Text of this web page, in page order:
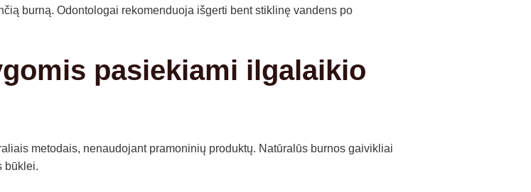
burną. Odontologai rekomenduoja išgerti bent stiklinę vandens po
pasiekiami ilgalaikio
metodais, nenaudojant pramoninių produktų. Natūralūs burnos gaivikliai
būklei.